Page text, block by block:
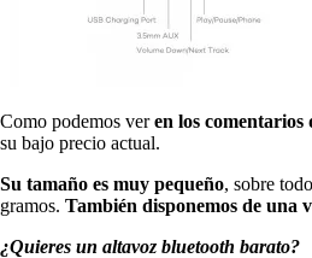
Como podemos veren los comentarios
su bajo precio actual.
Su tamaño es muy pequeño, sobre
gramos. También disponemos de una
¿Quieres un altavoz bluetooth barato?